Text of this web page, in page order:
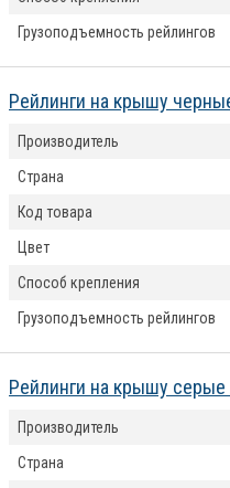
Грузоподъемность рейлингов
Рейлинги на крышу
Производитель
Страна
Код товара
Цвет
Способ крепления
Грузоподъемность рейлингов
Рейлинги на крышу
Производитель
Страна